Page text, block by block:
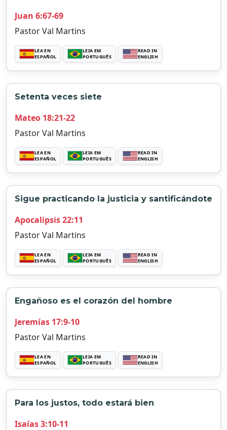
Juan 6:67-69
Pastor Val Martins
LEA EN
ESPAÑOL
LEIA EM
PORTUGUÊS
READ IN
ENGLISH
Setenta veces siete
Mateo 18:21-22
Pastor Val Martins
LEA EN
ESPAÑOL
LEIA EM
PORTUGUÊS
READ IN
ENGLISH
Sigue practicando la justicia y santificándote
Apocalipsis 22:11
Pastor Val Martins
LEA EN
ESPAÑOL
LEIA EM
PORTUGUÊS
READ IN
ENGLISH
Engañoso es el corazón del hombre
Jeremías 17:9-10
Pastor Val Martins
LEA EN
ESPAÑOL
LEIA EM
PORTUGUÊS
READ IN
ENGLISH
Para los justos, todo estará bien
Isaías 3:10-11